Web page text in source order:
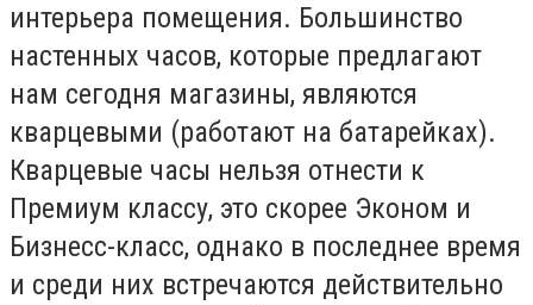
интерьера помещения. Большинство
настенных часов, которые предлагают
нам сегодня магазины, являются
кварцевыми (работают на батарейках).
Кварцевые часы нельзя отнести к
Премиум классу, это скорее Эконом и
Бизнесс-класс, однако в последнее время
и среди них встречаются действительно